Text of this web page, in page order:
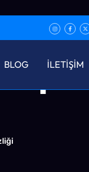
BLOG İLETİŞİM